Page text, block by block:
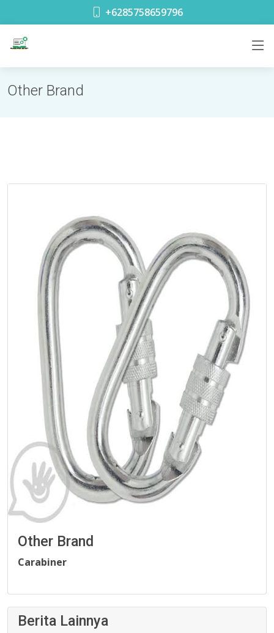
toko safety terdekat di Glodok Jakarta
+6285758659796
Other Brand
Other Brand
Carabiner
Berita Lainnya